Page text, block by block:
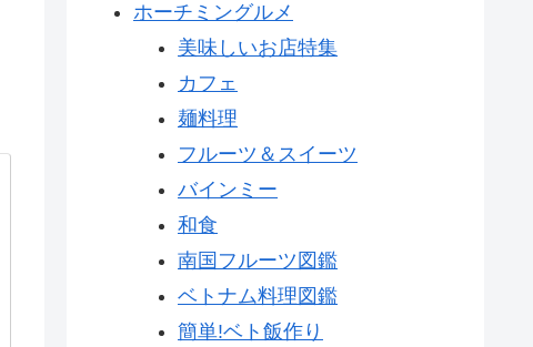
ホーチミングルメ
美味しいお店特集
カフェ
麺料理
フルーツ＆スイーツ
バインミー
和食
南国フルーツ図鑑
ベトナム料理図鑑
簡単!ベト飯作り